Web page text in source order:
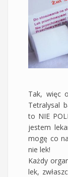
Tak, więc
Tetralysal
to NIE
jestem
mogę co
nie lek!
Każdy
lek,